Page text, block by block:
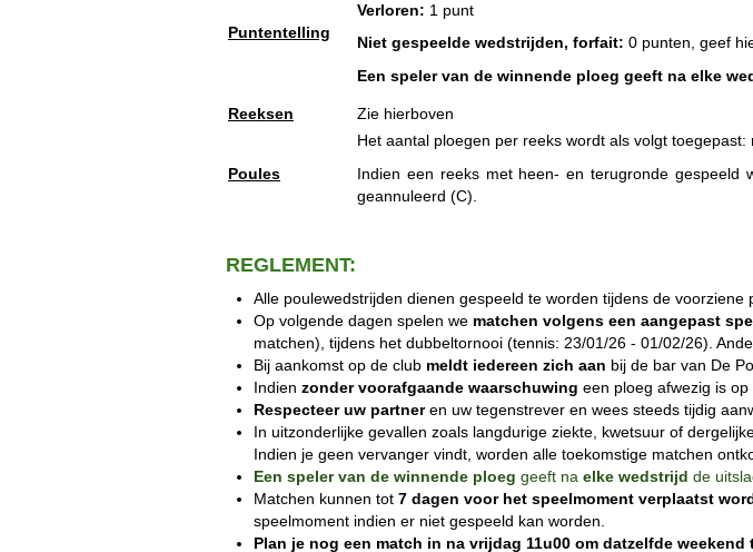
Puntentelling
Verloren: 1 punt
Niet gespeelde wedstrijden, forfait: 0 punten, geef
Een speler van de winnende ploeg geeft na elke
Reeksen Zie hierboven
Poules
Het aantal ploegen per reeks wordt als volgt
Indien een reeks met heen- en terugronde
geannuleerd (C).
REGLEMENT:
Alle poulewedstrijden dienen gespeeld te worden tijdens de
Op volgende dagen spelen we matchen volgens een aangepast
matchen), tijdens het dubbeltornooi (tennis: 23/01/26 - 01/02/26).
Bij aankomst op de club meldt iedereen zich aan bij de bar van De
Indien zonder voorafgaande waarschuwing een ploeg afwezig is
Respecteer uw partneren uw tegenstrever en wees steeds tijdig
In uitzonderlijke gevallen zoals langdurige ziekte, kwetsuur of
Indien je geen vervanger vindt, worden alle toekomstige matchen
Een speler van de winnende ploeg geeft na elke wedstrijd de
Matchen kunnen tot 7 dagen voor het speelmoment verplaatst
speelmoment indien er niet gespeeld kan worden.
Plan je nog een match in na vrijdag 11u00 om datzelfde weekend